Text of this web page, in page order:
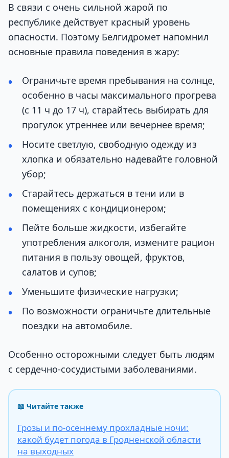
В связи с очень сильной жарой по
республике действует красный уровень
опасности. Поэтому Белгидромет напомнил
основные правила поведения в жару:
Ограничьте время пребывания на солнце,
особенно в часы максимального прогрева
(с 11 ч до 17 ч), старайтесь выбирать для
прогулок утреннее или вечернее время;
Носите светлую, свободную одежду из
хлопка и обязательно надевайте головной
убор;
Старайтесь держаться в тени или в
помещениях с кондиционером;
Пейте больше жидкости, избегайте
употребления алкоголя, измените рацион
питания в пользу овощей, фруктов,
салатов и супов;
Уменьшите физические нагрузки;
По возможности ограничьте длительные
поездки на автомобиле.
Особенно осторожными следует быть людям
с сердечно-сосудистыми заболеваниями.
📖 Читайте также
Грозы и по-осеннему прохладные ночи:
какой будет погода в Гродненской области
на выходных